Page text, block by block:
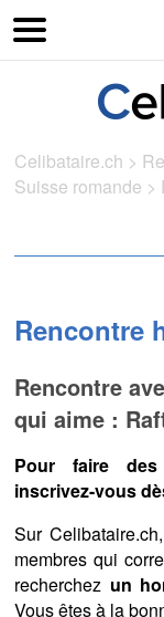
Celibataire.ch >
Suisse romande >
Rencontre
Rencontre
qui aime :
Pour faire des
inscrivez-vous
Sur
membres qui
recherchez un
Vous êtes à la